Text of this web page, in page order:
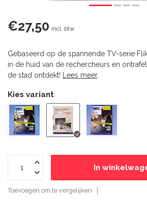
€27,50 Incl. btw
Gebaseerd op de spannende TV-serie
in de huid van de rechercheurs en
de stad ontdekt!
Lees meer.
Kies variant
In
Toevoegen om te vergelijken